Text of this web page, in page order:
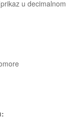
u decimalnom